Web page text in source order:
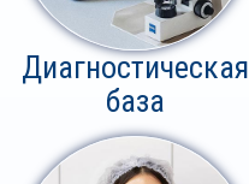
Диагностическая
база